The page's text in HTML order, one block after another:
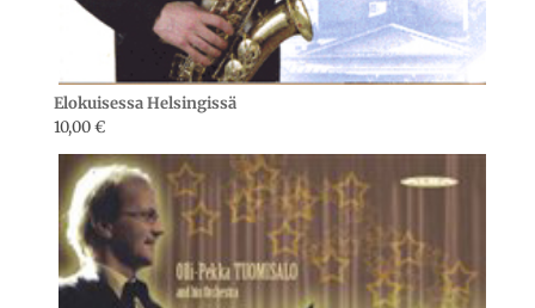
Elokuisessa Helsingissä
10,00€